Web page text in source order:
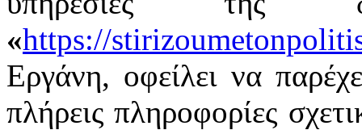
«https://
Εργάνη, οφείλει να
πλήρεις πληροφορίες